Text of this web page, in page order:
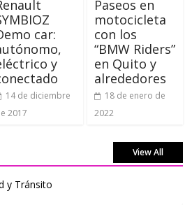
car:
y
14 de diciembre
2017
Paseos en
motocicleta
con los
“BMW Riders”
en Quito y
alrededores
18 de enero de
2022
View All
y Tránsito